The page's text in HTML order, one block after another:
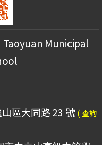
Taoyuan Municipal
區大同路 23 號 ( 查詢